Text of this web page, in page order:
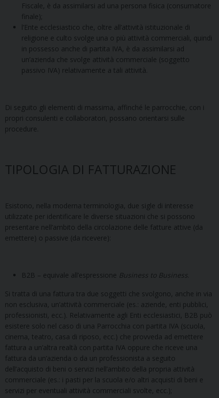
Fiscale, è da assimilarsi ad una persona fisica (consumatore
finale);
l’Ente ecclesiastico che, oltre all’attività istituzionale di
religione e culto svolge una o più attività commerciali, quindi
in possesso anche di partita IVA, è da assimilarsi ad
un’azienda che svolge attività commerciale (soggetto
passivo IVA) relativamente a tali attività.
Di seguito gli elementi di massima, affinché le parrocchie, con i
propri consulenti e collaboratori, possano orientarsi sulle
procedure.
TIPOLOGIA DI FATTURAZIONE
Esistono, nella moderna terminologia, due sigle di interesse
utilizzate per identificare le diverse situazioni che si possono
presentare nell’ambito della circolazione delle fatture attive (da
emettere) o passive (da ricevere):
B2B – equivale all’espressione Business to Business
Si tratta di una fattura tra due soggetti che svolgono, anche in via
non esclusiva, un’attività commerciale (es.: aziende, enti pubblici,
professionisti, ecc.). Relativamente agli Enti ecclesiastici, B2B può
esistere solo nel caso di una Parrocchia con partita IVA (scuola,
cinema, teatro, casa di riposo, ecc.) che provveda ad emettere
fattura a un’altra realtà con partita IVA oppure che riceve una
fattura da un’azienda o da un professionista a seguito
dell’acquisto di beni o servizi nell’ambito della propria attività
commerciale (es.: i pasti per la scuola e/o altri acquisti di beni e
servizi per eventuali attività commerciali svolte, ecc.);